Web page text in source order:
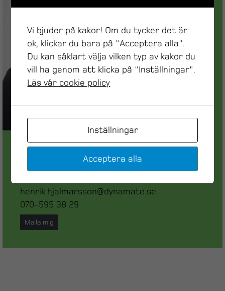
henrik.hjalmarsson@dynamate.se
070-595 38 29
Maila mig
Vi bjuder på kakor! Om du tycker det är
ok, klickar du bara på "Acceptera alla".
Du kan såklart välja vilken typ av kakor du
vill ha genom att klicka på "Inställningar".
Läs vår cookie policy
Inställningar
Acceptera alla